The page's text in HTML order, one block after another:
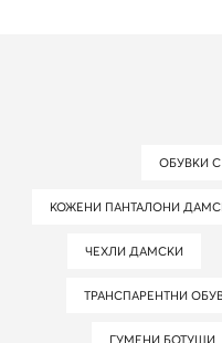
ОБУВКИ
КОЖЕНИ ПАНТАЛОНИ
ЧЕХЛИ ДАМСКИ
ТРАНСПАРЕНТНИ
ГУМЕНИ БОТУШИ